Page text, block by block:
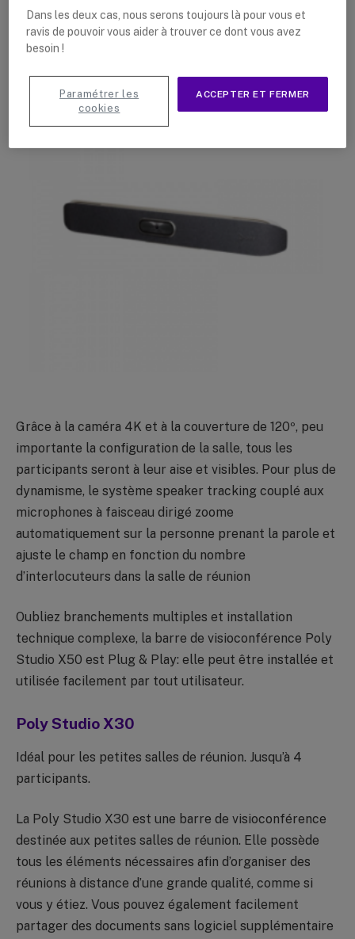
par une simple connexion de votre appareil au réseau
du Poly X50.
Grâce à la caméra 4K et à la couverture de 120º, peu
importante la configuration de la salle, tous les
participants seront à leur aise et visibles. Pour plus de
dynamisme, le système speaker tracking couplé aux
microphones à faisceau dirigé zoome
automatiquement sur la personne prenant la parole et
ajuste le champ en fonction du nombre
d’interlocuteurs dans la salle de réunion
Oubliez branchements multiples et installation
technique complexe, la barre de visioconférence Poly
Studio X50 est Plug & Play: elle peut être installée et
utilisée facilement par tout utilisateur.
Poly Studio X30
Idéal pour les petites salles de réunion. Jusqu’à 4
participants.
La Poly Studio X30 est une barre de visioconférence
destinée aux petites salles de réunion. Elle possède
tous les éléments nécessaires afin d’organiser des
réunions à distance d’une grande qualité, comme si
vous y étiez. Vous pouvez également facilement
partager des documents sans logiciel supplémentaire
Dans les deux cas, nous serons toujours là pour vous et
ravis de pouvoir vous aider à trouver ce dont vous avez
besoin !
ACCEPTER ET FERMER
Paramétrer les
cookies